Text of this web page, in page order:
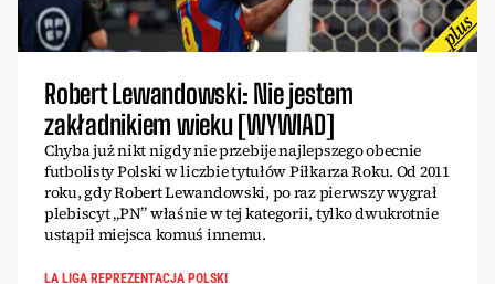
Robert Lewandowski: Nie jestem
zakładnikiem wieku [WYWIAD]
Chyba już nikt nigdy nie przebije najlepszego obecnie
futbolisty Polski w liczbie tytułów Piłkarza Roku. Od 2011
roku, gdy Robert Lewandowski, po raz pierwszy wygrał
plebiscyt „PN” właśnie w tej kategorii, tylko dwukrotnie
ustąpił miejsca komuś innemu.
LA LIGA REPREZENTACJA POLSKI